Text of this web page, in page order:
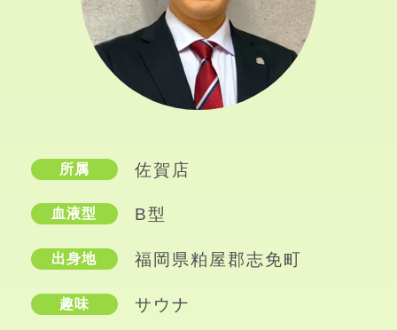
所属 佐賀店
血液型 B型
出身地 福岡県粕屋郡志免町
趣味 サウナ